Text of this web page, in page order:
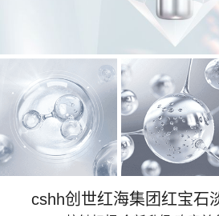
cshh创世红海集团红宝石